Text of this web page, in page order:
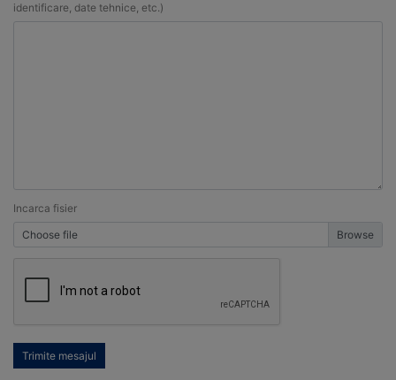
identificare, date tehnice, etc.)
Incarca fisier
Choose file
Trimite mesajul